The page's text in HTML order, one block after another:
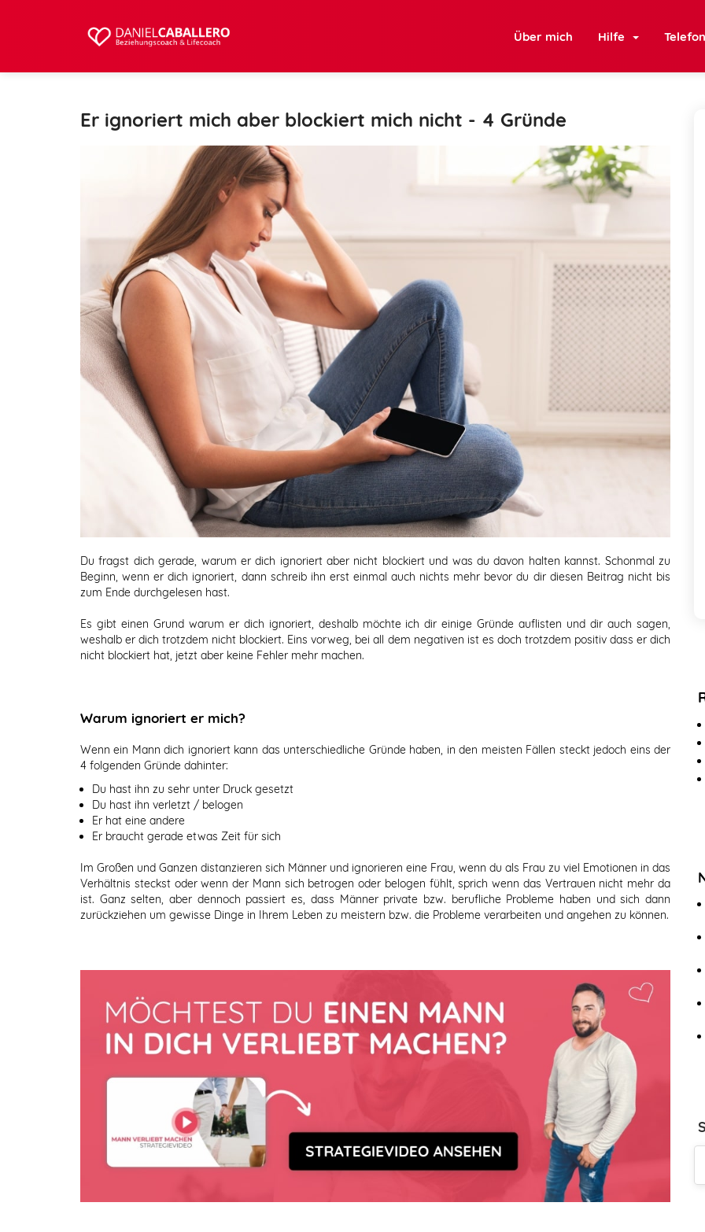
Über mich Hilfe
Er ignoriert mich aber blockiert mich nicht - 4 Gründe
Du fragst dich gerade, warum er dich ignoriert aber nicht blockiert und was du davon halten kannst. Schonmal zu
Beginn, wenn er dich ignoriert, dann schreib ihn erst einmal auch nichts mehr bevor du dir diesen Beitrag nicht bis
zum Ende durchgelesen hast.
Es gibt einen Grund warum er dich ignoriert, deshalb möchte ich dir einige Gründe auflisten und dir auch sagen,
weshalb er dich trotzdem nicht blockiert. Eins vorweg, bei all dem negativen ist es doch trotzdem positiv dass er dich
nicht blockiert hat, jetzt aber keine Fehler mehr machen.
Warum ignoriert er mich?
Wenn ein Mann dich ignoriert kann das unterschiedliche Gründe haben, in den meisten Fällen steckt jedoch eins der
4 folgenden Gründe dahinter:
Du hast ihn zu sehr unter Druck gesetzt
Du hast ihn verletzt / belogen
Er hat eine andere
Er braucht gerade etwas Zeit für sich
Im Großen und Ganzen distanzieren sich Männer und ignorieren eine Frau, wenn du als Frau zu viel Emotionen in das
Verhältnis steckst oder wenn der Mann sich betrogen oder belogen fühlt, sprich wenn das Vertrauen nicht mehr da
ist. Ganz selten, aber dennoch passiert es, dass Männer private bzw. berufliche Probleme haben und sich dann
zurückziehen um gewisse Dinge in Ihrem Leben zu meistern bzw. die Probleme verarbeiten und angehen zu können.